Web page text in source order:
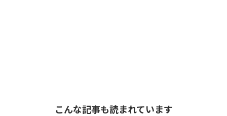
こんな記事も読まれています